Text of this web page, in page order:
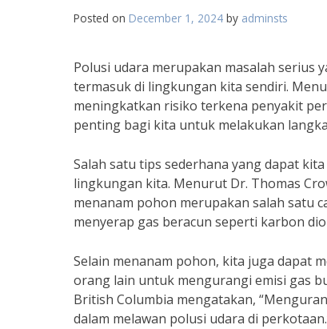
Posted on December 1, 2024 by adminsts
Polusi udara merupakan masalah serius
termasuk di lingkungan kita sendiri.
meningkatkan risiko terkena penyakit
penting bagi kita untuk melakukan
Salah satu tips sederhana yang dapat
lingkungan kita. Menurut Dr. Thomas
menanam pohon merupakan salah satu
menyerap gas beracun seperti karbon
Selain menanam pohon, kita juga dapat
orang lain untuk mengurangi emisi gas
British Columbia mengatakan,
dalam melawan polusi udara di